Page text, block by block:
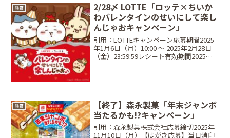
懸賞
2/28〆 LOTTE「ロッテ×ちいか
わバレンタインのせいにして楽し
んじゃおキャンペーン」
引用：LOTTEキャンペーン応募期間2025
年1月6日（月）10:00 〜 2025年2月28日
（金）23:59:59レシート有効期間2025年1
懸賞
【終了】森永製菓「年末ジャンボ
当たるかも!?キャンペーン」
引用：森永製菓株式会社応募締切2025年
11月10日（月）【はがき応募】当日消印